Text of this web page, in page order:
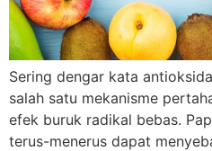
Sering dengar kata
salah satu mekanisme
efek buruk radikal bebas.
terus-menerus dapat